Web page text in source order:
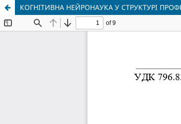
КОГНІТИВНА НЕЙРОНАУКА У СТРУКТУРІ